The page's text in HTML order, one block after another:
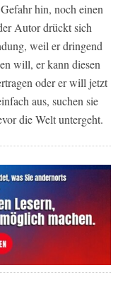
hin, noch einen
Autor drückt sich
weil er dringend
will, er kann diesen
oder er will jetzt
aus, suchen sie
die Welt untergeht.